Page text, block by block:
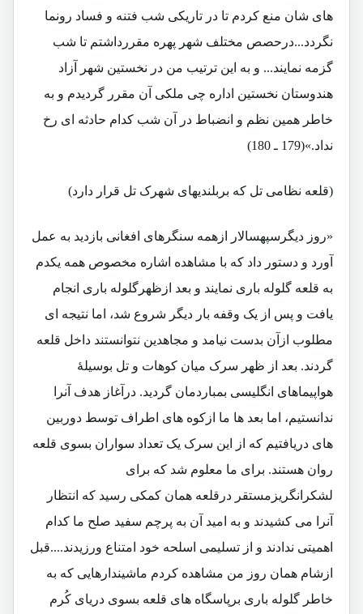
های شان منع کردم تا در تاریکی شب فتنه و فساد رونما
نگردد...درحصص مختلف شهر پهره مقررداشتم تا شب
گزمه نمایند... و به این ترتیب من در نخستین شهر آزاد
هندوستان نخستین اداره چی ملکی آن مقرر گردیدم و به
خاطر همین نظم و انضباط در آن شب کدام حادثه ای رخ
نداد.»(179 ـ 180)
(قلعه نظامی تل که بربلندیهای شهرک تل قرار دارد)
«روز دیگرسپهسالار ازهمه سنگرهای افغانی بازدید به عمل
آورد و دستور داد که با مشاهده اشاره مخصوص همه یکدم
به قلعه گلوله باری نمایند و بعد ازظهرگلوله باری انجام
یافت و پس از یک وقفه بار دیگر شروع شد، اما نتیجه ای
مطلوب ازآن بدست نیامد و مجاهدین نتوانستند داخل قلعه
گردند. بعد از ظهر سرک میان کوهات و تل بوسیلۀ
هواپیماهای انگلیسی بمباردمان گردید. درآغاز هدف آنرا
ندانستیم، اما بعد ها ما ازکوه های اطراف توسط دوربین
های دریافتیم که از این سرک یک تعداد سواران بسوی قلعه
روان هستند. برای ما معلوم شد که برای
لشکرانگریزمستقر درقلعه همان کمکی رسید که انتظار
آنرا می کشیدند و به امید آن به پرچم سفید صلح ما کدام
اهمیتی ندادند و از تسلیمی اسلحه خود امتناع ورزیدند....قبل
ازشام همان روز من مشاهده کردم ماشیندارهایی که به
خاطر گلوله باری برپاسگاه های قلعه بسوی دریای کُرم